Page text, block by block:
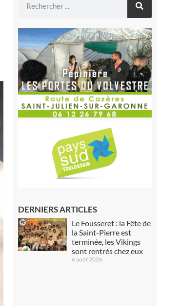
DERNIERS ARTICLES
Le Fousseret : la Fête de
la Saint-Pierre est
terminée, les Vikings
sont rentrés chez eux
6 août 2026